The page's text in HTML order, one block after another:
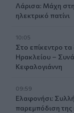
Λάρισα: Μάχη
ηλεκτρικό πατίνι
10:05
Στο επίκεντρο
Ηρακλείου –
Κεφαλογιάννη
09:59
Ελαφονήσι:
παρεμπόδιση